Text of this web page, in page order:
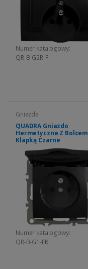
Numer katalogowy:
QR-B-G2R-F
Gniazda
QUADRA Gniazdo
Hermetyczne Z Bolcem
Klapką Czarne
Numer katalogowy:
QR-B-G1-FK